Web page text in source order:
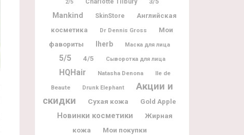
2/5
Mankind SkinStore
Английская
косметика
Dr Dennis Gross
Мои
фавориты
Iherb Маска для лица
5/5 4/5 Сыворотка для лица
HQHair Natasha Denona
Ile de
Beaute
Drunk Elephant
Акции и
скидки
Сухая кожа Gold Apple
Новинки косметики
Жирная
кожа
Мои покупки